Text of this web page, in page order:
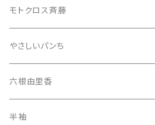
モトクロス斉藤
やさしいパンち
六根由里香
半袖